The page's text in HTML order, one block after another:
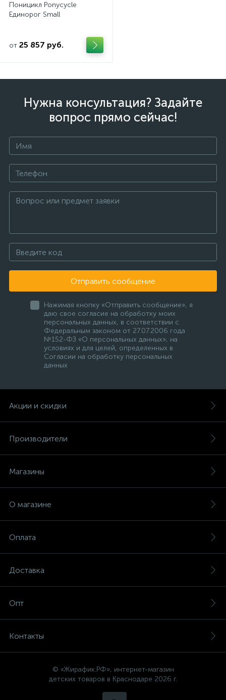
Поницикл Ponycycle
Единорог Small
от 25 857 руб.
Нужна консультация? Задайте
вопрос прямо сейчас!
Отправить сообщение
Нажимая кнопку «Отправить сообщение», я
даю свое согласие на обработку моих
персональных данных, в соответствии с
Федеральным законом от 27.07.2006 года
№152-ФЗ «О персональных данных», на
условиях и для целей, определенных в
Согласии на обработку персональных
данных
Акции и скидки
Производители
Магазины
О магазине
Оплата
Доставка
Опт
Контакты
© «Жирафик.РФ», интернет-магазин
детских товаров в Краснодаре 2026 г.